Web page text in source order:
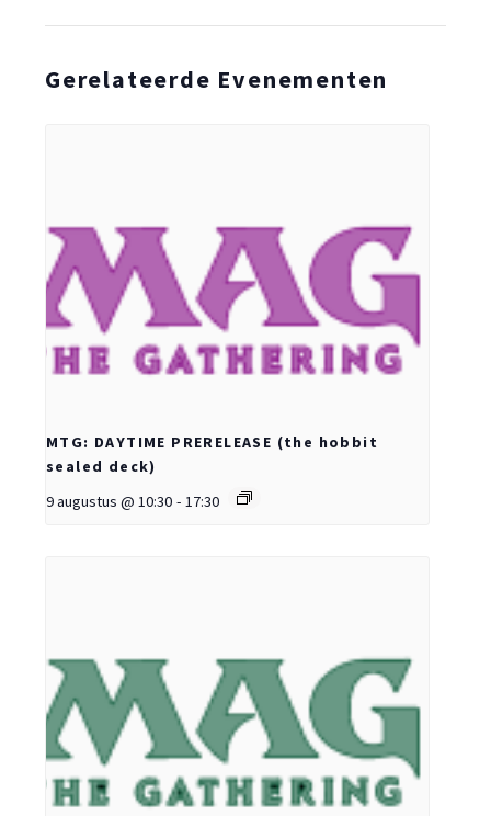
Gerelateerde Evenementen
MTG: DAYTIME PRERELEASE (the hobbit
sealed deck)
9 augustus @ 10:30 - 17:30